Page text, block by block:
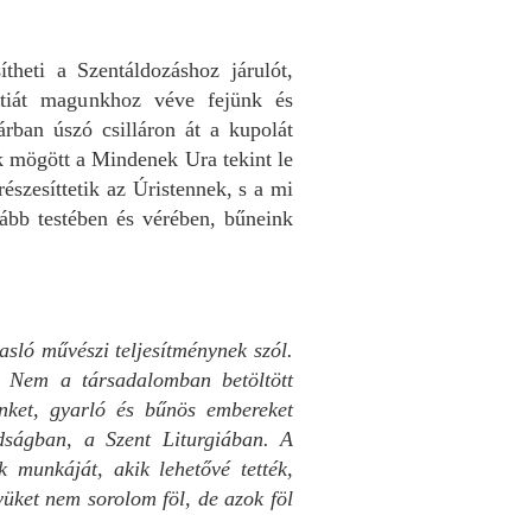
a Szentáldozáshoz járulót,
magunkhoz véve fejünk és
úszó csilláron át a kupolát
mögött a Mindenek Ura tekint le
az Úristennek, s a mi
testében és vérében, bűneink
művészi teljesítménynek szól.
Nem a társadalomban betöltött
gyarló és bűnös embereket
a Szent Liturgiában. A
munkáját, akik lehetővé tették,
nem sorolom föl, de azok föl